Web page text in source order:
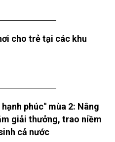
cho trẻ tại các khu
phúc" mùa 2: Nâng
giải thưởng, trao niềm
cả nước